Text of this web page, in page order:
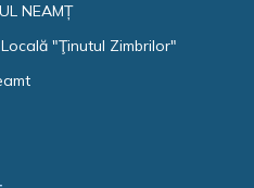
NEAMȚ
"Ţinutul Zimbrilor"